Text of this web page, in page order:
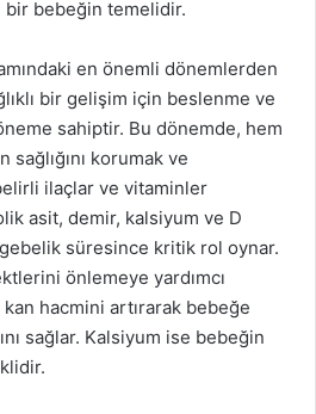
bir bebeğin temelidir.
en önemli dönemlerden
bir gelişim için beslenme ve
sahiptir. Bu dönemde, hem
korumak ve
ilaçlar ve vitaminler
asit, demir, kalsiyum ve D
süresince kritik rol oynar.
önlemeye yardımcı
hacmini artırarak bebeğe
sağlar. Kalsiyum ise bebeğin